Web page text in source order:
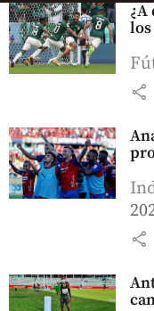
¿A
los
share
share